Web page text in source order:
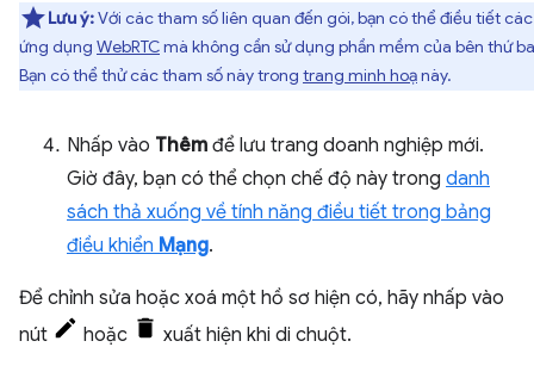
Lưu ý:Với các tham số liên quan đến gói, bạn có thể điều tiết các
ứng dụng WebRTCmà không cần sử dụng phần mềm của bên thứ
Bạn có thể thử các tham số này trong trang minh hoạnày.
Nhấp vào Thêm để lưu trang doanh nghiệp mới.
Giờ đây, bạn có thể chọn chế độ này trong danh
sách thả xuống về tính năng điều tiết trong bảng
điều khiển Mạng.
Để chỉnh sửa hoặc xoá một hồ sơ hiện có, hãy nhấp vào
nút
hoặc xuất hiện khi di chuột.